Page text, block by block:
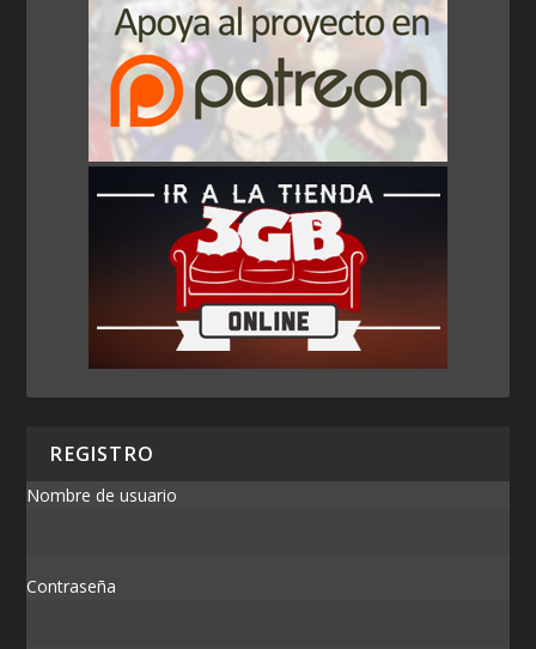
REGISTRO
Nombre de usuario
Contraseña